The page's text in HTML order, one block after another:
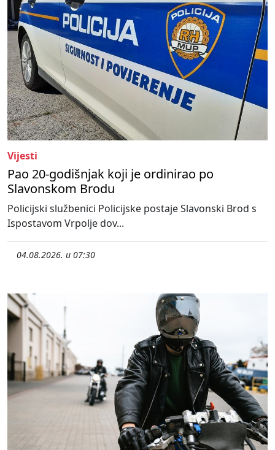
Vijesti
Pao 20-godišnjak koji je ordinirao po
Slavonskom Brodu
Policijski službenici Policijske postaje Slavonski Brod s
Ispostavom Vrpolje dov...
04.08.2026. u 07:30